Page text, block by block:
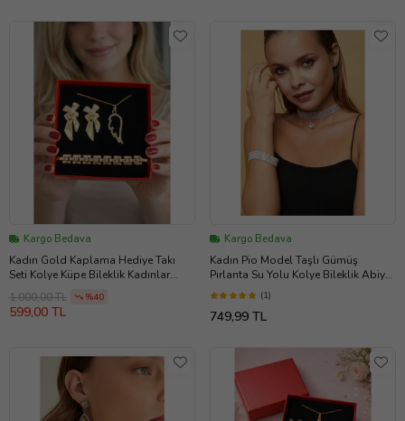
Kargo Bedava
Kadın Gold Kaplama Hediye Takı
Seti Kolye Küpe Bileklik Kadınlar
Günü Hediyesi Özel
1.000,00 TL %40
599,00 TL
Kargo Bedava
Kadın Pio Model Taşlı Gümüş
Pırlanta Su Yolu Kolye Bileklik Abiye
Düğün Nişan Kına Gelin Takı Seti
(1)
749,99 TL